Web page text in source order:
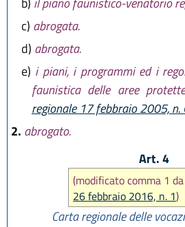
c) abrogata.
d) abrogata.
e) i piani, i programmi ed i
faunistica delle aree
regionale 17 febbraio 2005, n.
2. abrogato.
Art. 4
(modificato comma 1
26 febbraio 2016, n. 1)
Carta regionale delle